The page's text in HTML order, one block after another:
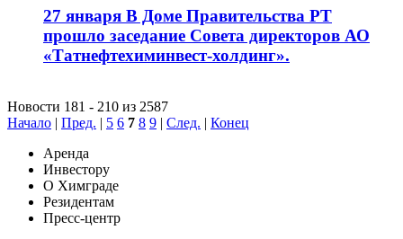
27 января В Доме Правительства РТ
прошло заседание Совета директоров АО
«Татнефтехиминвест-холдинг».
Новости 181 - 210 из 2587
Начало | Пред. | 5 6 7 8 9 | След. | Конец
Аренда
Инвестору
О Химграде
Резидентам
Пресс-центр